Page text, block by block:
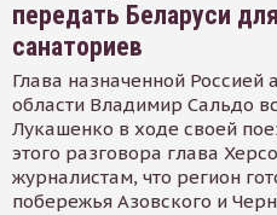
передать Беларуси
санаториев
Глава назначенной
области Владимир Сальдо
Лукашенко в ходе своей
этого разговора глава
журналистам, что регион
побережья Азовского и